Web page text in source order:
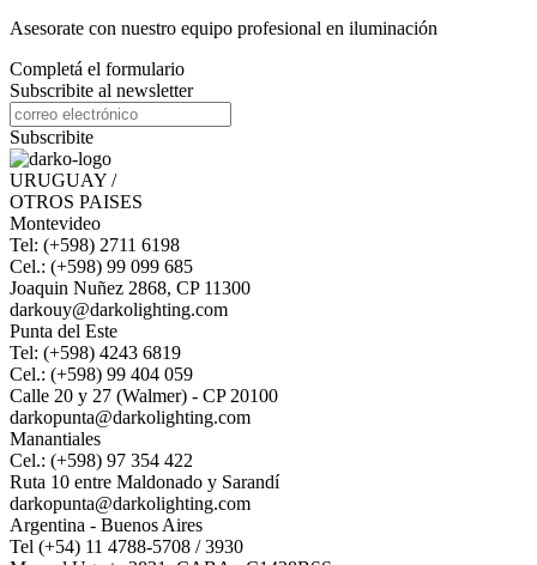
Asesorate con nuestro equipo profesional en iluminación
Completá el formulario
Subscribite al newsletter
Subscribite
URUGUAY /
OTROS PAISES
Montevideo
Tel: (+598) 2711 6198
Cel.: (+598) 99 099 685
Joaquin Nuñez 2868, CP 11300
darkouy@darkolighting.com
Punta del Este
Tel: (+598) 4243 6819
Cel.: (+598) 99 404 059
Calle 20 y 27 (Walmer) - CP 20100
darkopunta@darkolighting.com
Manantiales
Cel.: (+598) 97 354 422
Ruta 10 entre Maldonado y Sarandí
darkopunta@darkolighting.com
Argentina - Buenos Aires
Tel (+54) 11 4788-5708 / 3930